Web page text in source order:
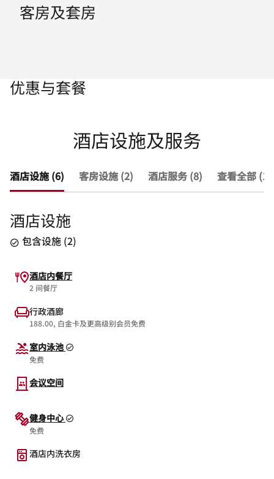
客房及套房
优惠与套餐
酒店设施及服务
酒店设施 (6) 客房设施 (2) 酒店服务 (8) 查看全部
酒店设施
包含设施 (2)
酒店内餐厅
2 间餐厅
行政酒廊
188.00, 白金卡及更高级别会员免费
室内泳池
免费
会议空间
健身中心
免费
酒店内洗衣房